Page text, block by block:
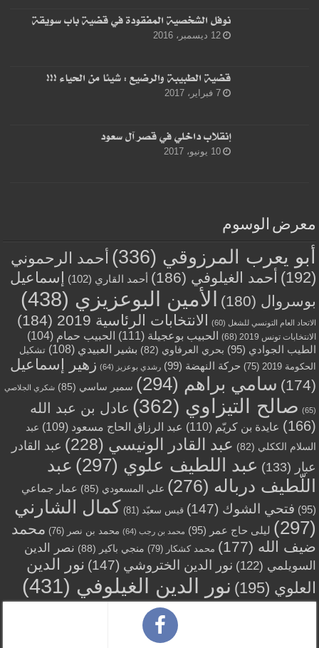
نوفل الشخصية المفقودة في قضية باب سويقة
12 ديسمبر، 2016
قضية الطبيبة والرضيع : شيئا من الحياء !!!
7 فبراير، 2017
إنقلاب داخلي في قصر آل سعود
10 يونيو، 2017
معرض الوسوم
أبو يعرب المرزوقي (336)
أحمد الرحموني
(192)
أحمد الغيلوفي (186) أحمد القاري (102)
إسماعيل
بوسروال (180) الأمين البوعزيزي (438)
الاتحاد العام التونسي للشغل (60) الانتخابات الرئاسية 2019 (184)
الانتخابات تونس 2019 (68) الحبيب بوعجيلة (111) الحبيب حمام (104)
الطيب الجوادي (95) بحري العرفاوي (82) بشير العبيدي (108)
تشكيل
الحكومة 2019
(75) حركة النهضة (99) رشدي بوعزيز (64)
زهير إسماعيل
(174)
سامي براهم (294) سمير ساسي (85) شكري الجلاصي
(65) صالح التيزاوي (362)
عادل بن عبد الله
(166)
عايدة بن كريّم (110) عبد الرزاق الحاج مسعود (109)
عبد
السلام الككلي (82) عبد القادر الونيسي (228)
عبد القادر
عبار (133) عبد اللطيف علوي (297)
عبد
اللّطيف درباله (276) علي المسعودي (85)
عمار جماعي
(95)
فتحي الشوك (147) قيس سعيّد (81)
كمال الشارني
(297)
ليلى حاج عمر (95) محمد بن رجب (64) محمد بن نصر (76)
محمد
ضيف الله (177) محمد كشكار (79) منجي باكير (88)
نصر الدين
السويلمي (122) نور الدين الختروشي (147)
نور الدين
العلوي (195) نور الدين الغيلوفي (431)